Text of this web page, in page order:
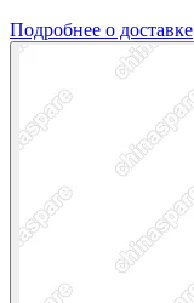
Подробнее о доставке